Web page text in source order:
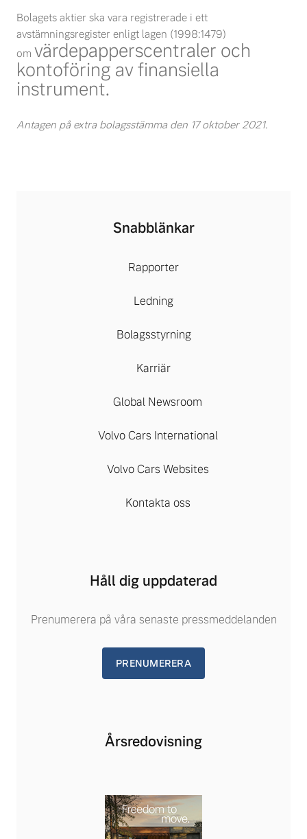
Bolagets aktier ska vara registrerade i ett
avstämningsregister enligt lagen (1998:1479)
om värdepapperscentraler och
kontoföring av finansiella
instrument.
Antagen på extra bolagsstämma den 17 oktober 2021.
Snabblänkar
Rapporter
Ledning
Bolagsstyrning
Karriär
Global Newsroom
Volvo Cars International
Volvo Cars Websites
Kontakta oss
Håll dig uppdaterad
Prenumerera på våra senaste pressmeddelanden
PRENUMERERA
Årsredovisning